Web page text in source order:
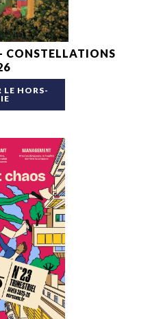
CONSTELLATIONS
LE HORS-